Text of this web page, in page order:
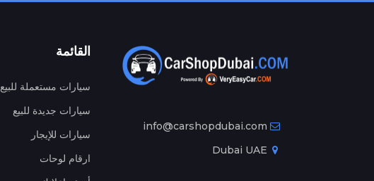
info@carshopdubai.com
القائمة
سيارات مستعملة للبيع
سيارات جديدة للبيع
سيارات للإيجار
ارقام لوحات